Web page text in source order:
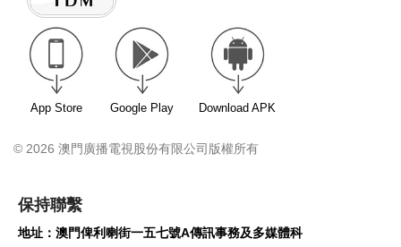
App Store Google Play Download APK
© 2026 澳門廣播電視股份有限公司版權所有
保持聯繫
地址：澳門俾利喇街一五七號A傳訊事務及多媒體科